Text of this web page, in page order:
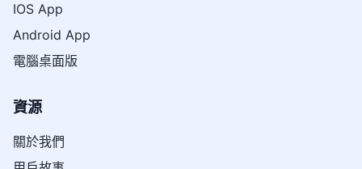
IOS App
Android App
電腦桌面版
資源
關於我們